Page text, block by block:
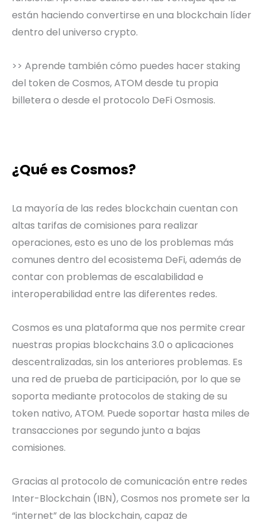
están haciendo convertirse en una blockchain líder
dentro del universo crypto.
>> Aprende también cómo puedes hacer staking
del token de Cosmos, ATOM desde tu propia
billetera o desde el protocolo DeFi Osmosis.
¿Qué es Cosmos?
La mayoría de las redes blockchain cuentan con
altas tarifas de comisiones para realizar
operaciones, esto es uno de los problemas más
comunes dentro del ecosistema DeFi, además de
contar con problemas de escalabilidad e
interoperabilidad entre las diferentes redes.
Cosmos es una plataforma que nos permite crear
nuestras propias blockchains 3.0 o aplicaciones
descentralizadas, sin los anteriores problemas. Es
una red de prueba de participación, por lo que se
soporta mediante protocolos de staking de su
token nativo, ATOM. Puede soportar hasta miles de
transacciones por segundo junto a bajas
comisiones.
Gracias al protocolo de comunicación entre redes
Inter-Blockchain (IBN), Cosmos nos promete ser la
“internet” de las blockchain, capaz de